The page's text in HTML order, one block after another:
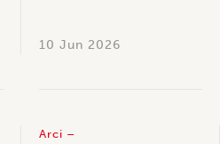
10 Jun 2026
Arci